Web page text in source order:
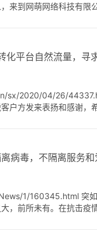
来到网萌网络科技有限
化平台自然流量，寻
sx/2020/04/26/
户方发来表扬和感谢，
病毒，不隔离服务和
1/160345.html 突如
，前所未有。在抗击疫